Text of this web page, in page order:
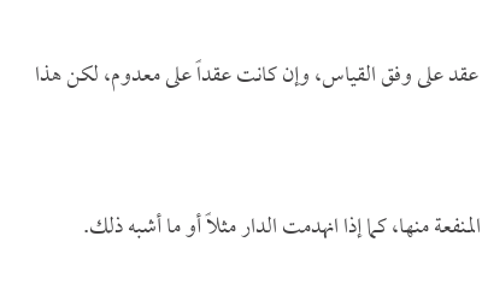
عقد على وفق القياس، وإن كانت عقداً على معدوم، لكن هذا
منها، كما إذا انهدمت الدار مثلاً أو ما أشبه ذلك.